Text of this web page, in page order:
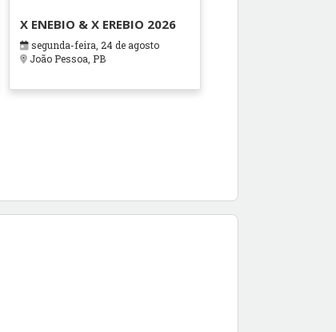
X ENEBIO & X EREBIO 2026
segunda-feira, 24 de agosto
João Pessoa, PB